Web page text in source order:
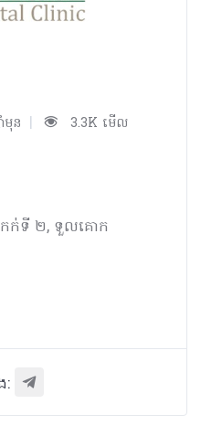
មុន | 3.3K មើល
ងកក់ទី ២, ទួលគោក
: